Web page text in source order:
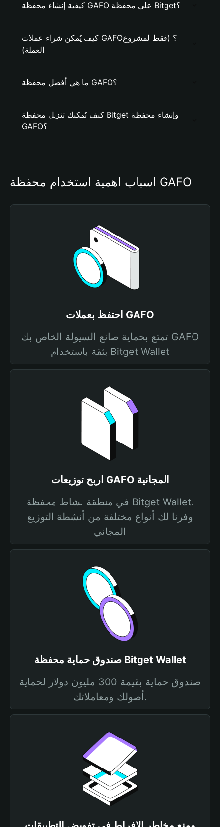
كيفية إنشاء محفظة GAFO على محفظة Bitget؟
كيف يُمكن شراء عملات GAFO؟ (فقط لمشروع
العملة)
ما هي أفضل محفظة GAFO؟
كيف يُمكنك تنزيل محفظة Bitget وإنشاء محفظة
GAFO؟
أسباب أهمية استخدام محفظة GAFO
احتفظ بعملات GAFO
تمتع بحماية صانع السيولة الخاص بك GAFO
بثقة باستخدام Bitget Wallet
اربح توزيعات GAFO المجانية
في منطقة نشاط محفظة Bitget Wallet،
وفرنا لك أنواع مختلفة من أنشطة التوزيع
المجاني
صندوق حماية محفظة Bitget Wallet
صندوق حماية بقيمة 300 مليون دولار لحماية
أصولك ومعاملاتك.